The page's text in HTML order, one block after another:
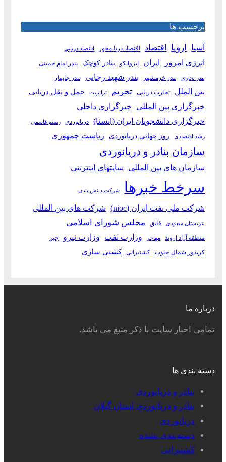
برچسب ها
آسیا اروپا اقتصاد اقتصاد دریا محور اقتصاد دریایی
انرژی امروز ایران ایزوایکو بنادر کوچک بندر امام خمینی
بندر تجاری بندر خرمشهر بندر شهید رجایی بندر چابهار
بین الملل تجارت دریایی تحریم ترانزیت حمل و نقل دریایی
خبرگزاری بین المللی خبرگزاری داخلی
خبرگزاری دانشجویان ایران (ایسنا)
دریانوردی رستم قاسمی
رشد اقتصادی روز جهانی دریانوردی ریاست جمهوری
سازمان بنادر و دریانوردی
سازمان های بین المللی سایتهای اینترنتی
سرخط خبرها شرکت دانش بنیان
شرکت ملی نفت ایران (nioc) شرکت های بین المللی
عربستان سعودی قایق مجلس شورای اسلامی
منطقه آزاد اروند مهاجر وزارت نفت وزارت نیرو چین
کریدور شمال-جنوب کشتیرانی کشتی سازی
درباره ما
تمامی اخبار سایت با ذکر منبع می باشد.
دسته بندی ها
بنادر و دریانوردی
بنادر و دریانوردی استان گیلان
دریانوردی
دسته‌بندی نشده
کشتیرانی